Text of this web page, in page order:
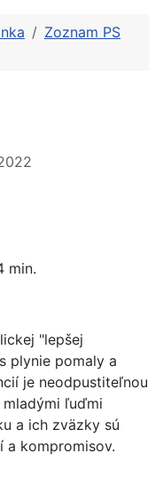
Zoznam PS
min.
"lepšej
plynie pomaly a
je neodpustiteľnou
ľuďmi
a ich zväzky sú
a kompromisov.